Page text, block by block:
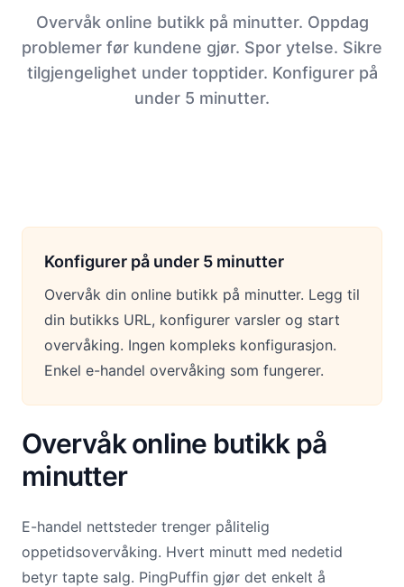
Overvåk online butikk på minutter. Oppdag
problemer før kundene gjør. Spor ytelse. Sikre
tilgjengelighet under topptider. Konfigurer på
under 5 minutter.
Konfigurer på under 5 minutter
Overvåk din online butikk på minutter. Legg til
din butikks URL, konfigurer varsler og start
overvåking. Ingen kompleks konfigurasjon.
Enkel e-handel overvåking som fungerer.
Overvåk online butikk på
minutter
E-handel nettsteder trenger pålitelig
oppetidsovervåking. Hvert minutt med nedetid
betyr tapte salg. PingPuffin gjør det enkelt å